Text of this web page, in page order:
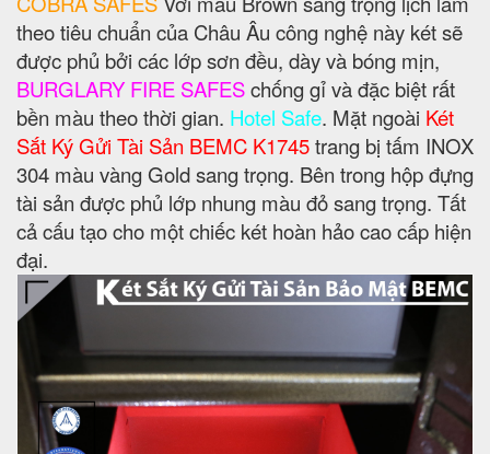
theo tiêu chuẩn của Châu Âu công nghệ này két sẽ
được phủ bởi các lớp sơn đều, dày và bóng mịn,
BURGLARY FIRE SAFESchống gỉ và đặc biệt rất
bền màu theo thời gian. Hotel Safe. Mặt ngoài Két
Sắt Ký Gửi Tài Sản BEMC K1745trang bị tấm INOX
304 màu vàng Gold sang trọng. Bên trong hộp đựng
tài sản được phủ lớp nhung màu đỏ sang trọng. Tất
cả cấu tạo cho một chiếc két hoàn hảo cao cấp hiện
đại.